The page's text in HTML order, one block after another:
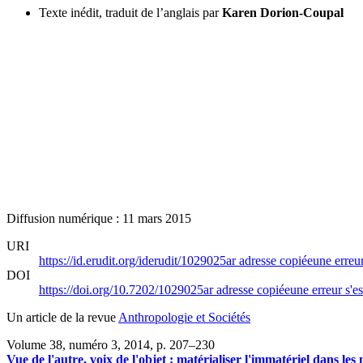
Texte inédit, traduit de l’anglais par Karen Dorion-Coupal
Diffusion numérique : 11 mars 2015
URI
https://id.erudit.org/iderudit/1029025aradresse copiéeune
DOI
https://doi.org/10.7202/1029025aradresse copiéeune erreur
Un article de la revue Anthropologie et Sociétés
Volume 38, numéro 3, 2014, p. 207–230
Vue de l'autre, voix de l'objet : matérialiser l'immatériel dans les